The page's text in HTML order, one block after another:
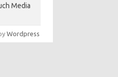
Media
Wordpress